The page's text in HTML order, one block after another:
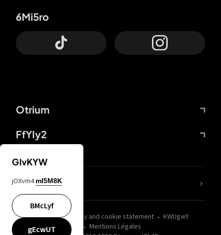
Otrium
FfYIy2
6Mi5ro
wZQPfd Privacy and cookie statement
KWUgwY
Mentions Légales
nLC6tu
GIvKYW
jOXvm4 mI5M8K
BMcLyf
gEcwUT